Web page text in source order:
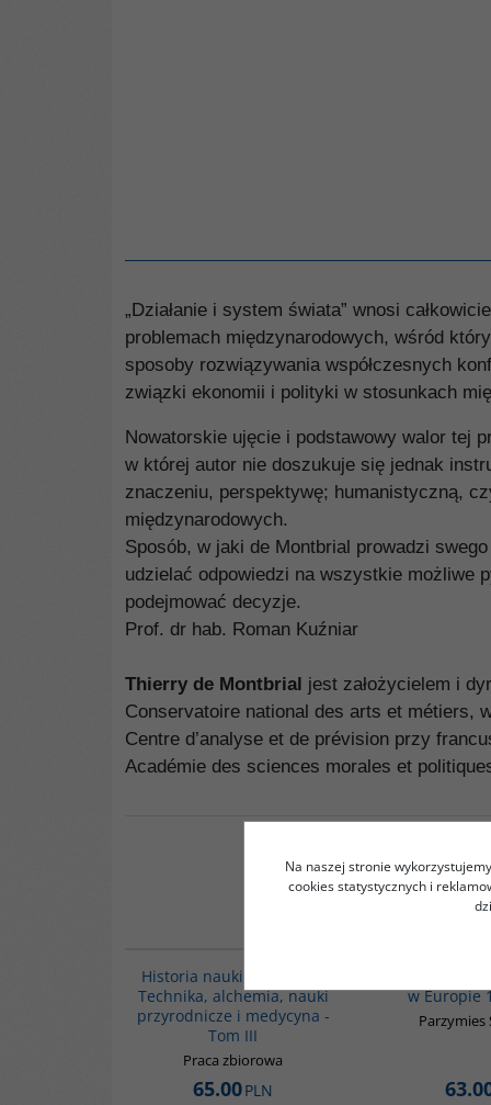
„Działanie i system świata” wnosi
problemach międzynarodowych, wśród
sposoby rozwiązywania współczesnych
związki ekonomii i polityki w stosunkach
Nowatorskie ujęcie i podstawowy walor tej
w której autor nie doszukuje się jednak
znaczeniu, perspektywę; humanistyczną,
międzynarodowych.
Sposób, w jaki de Montbrial prowadzi
udzielać odpowiedzi na wszystkie możliwe
podejmować decyzje.
Prof. dr hab. Roman Kuźniar
Thierry de Montbrial jest założycielem i
Conservatoire national des arts et métiers,
Centre d’analyse et de prévision przy
Académie des sciences morales et
Historia nauki arabskiej -
Technika, alchemia, nauki
przyrodnicze i medycyna -
Tom III
Praca zbiorowa
65.00PLN
Stosunki
w Europie
Parzymies
Na naszej stronie
cookies statystycznych i